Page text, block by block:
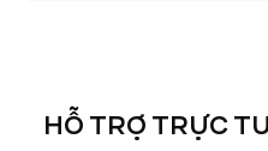
HỖ TRỢ TRỰC